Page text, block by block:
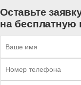
Оставьте
на бесплатную